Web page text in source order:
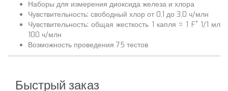
Наборы для измерения диоксида железа и хлора
Чувствительность: свободный хлор от 0,1 до 3,0 ч/млн
Чувствительность: общая жесткость 1 капля = 1 F˚ 1/1 мл
100 ч/млн
Возможность проведения 75 тестов
Быстрый заказ